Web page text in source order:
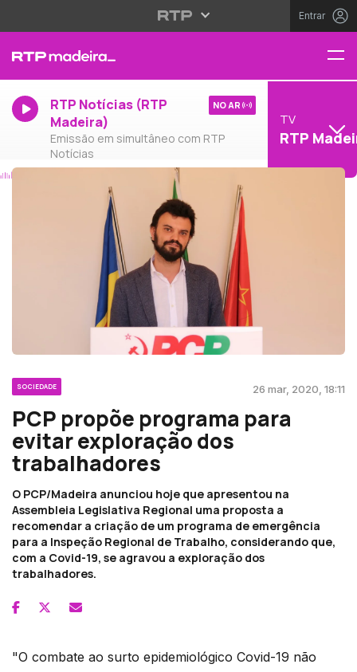
Entrar
RTP Notícias (RTP
Madeira)
Emissão em simultâneo com RTP
Notícias
NO AR
TV
RTP
SOCIEDADE 26 mar, 2020, 18:11
PCP propõe programa para
evitar exploração dos
trabalhadores
O PCP/Madeira anunciou hoje que apresentou na
Assembleia Legislativa Regional uma proposta a
recomendar a criação de um programa de emergência
para a Inspeção Regional de Trabalho, considerando que,
com a Covid-19, se agravou a exploração dos
trabalhadores.
"O combate ao surto epidemiológico Covid-19 não